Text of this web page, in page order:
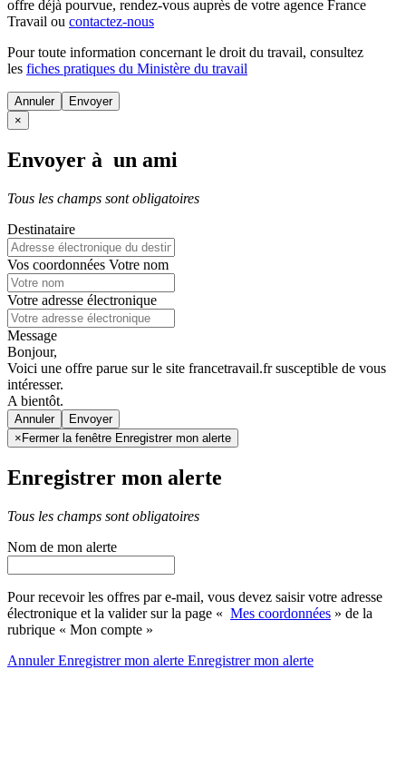
offre déjà pourvue, rendez-vous auprès de votre agence France
Travail ou contactez-nous
Pour toute information concernant le droit du travail, consultez
les fiches pratiques du Ministère du travail
Annuler
×
Envoyer à un ami
Tous les champs sont obligatoires
Destinataire
Vos coordonnées Votre nom
Votre adresse électronique
Message
Bonjour,
Voici une offre parue sur le site francetravail.fr susceptible de vous
intéresser.
A bientôt.
Annuler
× Fermer la fenêtre Enregistrer mon alerte
Enregistrer mon alerte
Tous les champs sont obligatoires
Nom de mon alerte
Pour recevoir les offres par e-mail, vous devez saisir votre adresse
électronique et la valider sur la page « Mes coordonnées » de la
rubrique « Mon compte »
AnnulerEnregistrer mon alerte Enregistrermon alerte